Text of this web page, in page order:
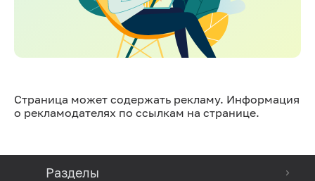
Страница может содержать рекламу. Информация
о рекламодателях по ссылкам на странице.
Разделы